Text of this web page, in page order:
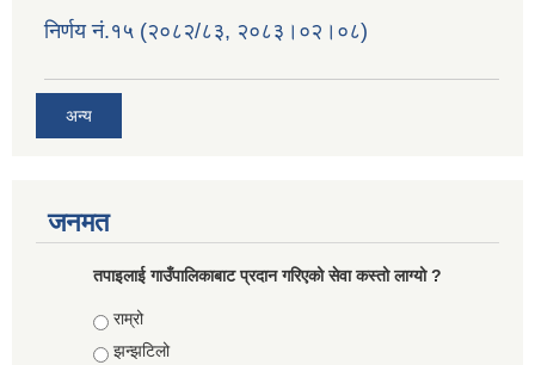
निर्णय नं.१५ (२०८२/८३, २०८३।०२।०८)
अन्य
जनमत
तपाइलाई गाउँपालिकाबाट प्रदान गरिएको सेवा कस्तो लाग्यो ?
Choices
राम्रो
झन्झटिलो